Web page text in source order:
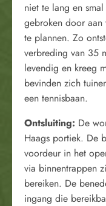
niet te lang en
gebroken door aan
te plannen. Zo
verbreding van 35
levendig en kreeg
bevinden zich
een tennisbaan.
Ontsluiting: De
Haags portiek. De
voordeur in het
via binnentrappen
bereiken. De
ingang die